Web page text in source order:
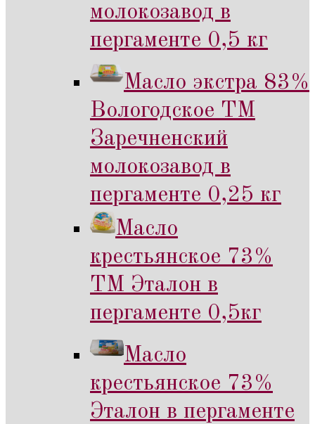
молокозавод в
пергаменте 0,5 кг
Масло экстра 83%
Вологодское ТМ
Заречненский
молокозавод в
пергаменте 0,25 кг
Масло
крестьянское 73%
ТМ Эталон в
пергаменте 0,5кг
Масло
крестьянское 73%
Эталон в пергаменте